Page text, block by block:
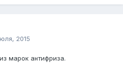
2015
марок антифриза.